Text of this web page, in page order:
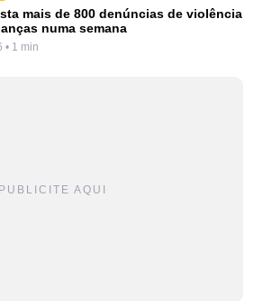
mais de 800 denúncias de violência
numa semana
• 1 min
PUBLICITE AQUI